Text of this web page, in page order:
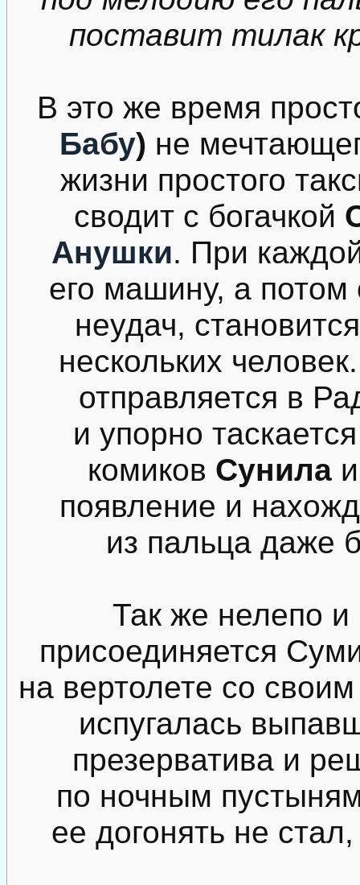
поставит тилак
В это же время
Бабу) не
жизни простого
сводит с богачкой
Анушки. При
его машину, а
неудач,
нескольких
отправляется в
и упорно
комиков Сунила
появление и
из пальца даже
Так же нелепо и
присоединяется
на вертолете со
испугалась
презерватива и
по ночным
ее догонять не